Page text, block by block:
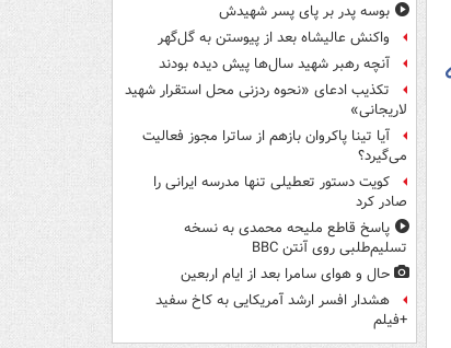
بوسه‌ پدر بر پای پسر شهیدش
واکنش عالیشاه بعد از پیوستن به گل‌گهر
آنچه رهبر شهید سال‌ها پیش دیده بودند
تکذیب ادعای «نحوه ردزنی محل استقرار شهید
لاریجانی»
آیا تینا پاکروان بازهم از ساترا مجوز فعالیت
می‌گیرد؟
کویت دستور تعطیلی تنها مدرسه ایرانی را
صادر کرد
پاسخ قاطع ملیحه محمدی به نسخه
تسلیم‌طلبی روی آنتن BBC
حال و هوای سامرا بعد از ایام اربعین
هشدار افسر ارشد آمریکایی به کاخ سفید
+فیلم